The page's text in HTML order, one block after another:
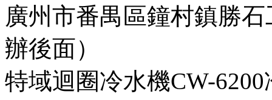
廣州市番禺區鐘村鎮勝
辦後面）
特域迴圈冷水機CW-